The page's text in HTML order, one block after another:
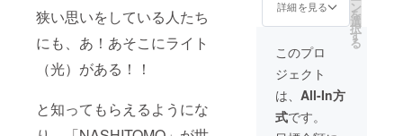
狭い思いをしている人たち
にも、あ！あそこにライト
（光）がある！！
と知ってもらえるようにな
待します。 ・日
時：2024年10月
頃の開催 ・場
所：渋谷近郊 ・
支援者様の交通
費や滞在費：支
援者様の交通費
や滞在費は各自
でご負担くださ
させていただき
掲載名を書いて
ください） 例：
〇〇県主婦、名
前 やニックネー
ムなど！ 掲載期
間：社団法人設
詳細を見る ン
を
選
択
す
る
このプロ
ジェクト
は、 All-In方
式です。